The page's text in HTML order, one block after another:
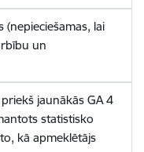
(nepieciešamas, lai
un
jaunākās GA 4
statistisko
kā apmeklētājs